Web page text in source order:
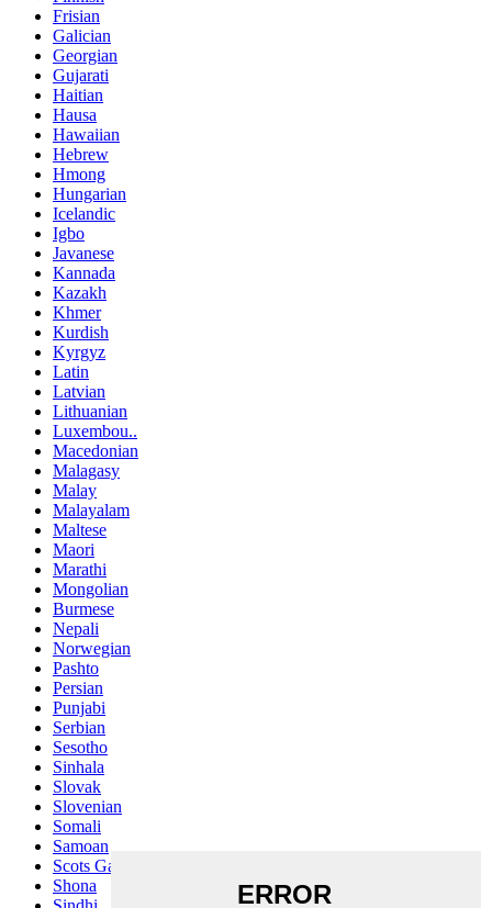
Frisian
Galician
Georgian
Gujarati
Haitian
Hausa
Hawaiian
Hebrew
Hmong
Hungarian
Icelandic
Igbo
Javanese
Kannada
Kazakh
Khmer
Kurdish
Kyrgyz
Latin
Latvian
Lithuanian
Luxembou..
Macedonian
Malagasy
Malay
Malayalam
Maltese
Maori
Marathi
Mongolian
Burmese
Nepali
Norwegian
Pashto
Persian
Punjabi
Serbian
Sesotho
Sinhala
Slovak
Slovenian
Somali
Samoan
Scots Gaelic
Shona